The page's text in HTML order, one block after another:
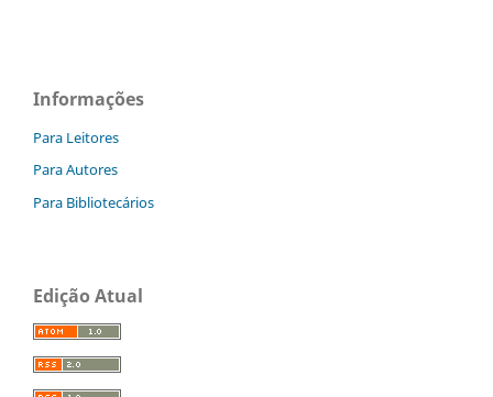
Informações
Para Leitores
Para Autores
Para Bibliotecários
Edição Atual